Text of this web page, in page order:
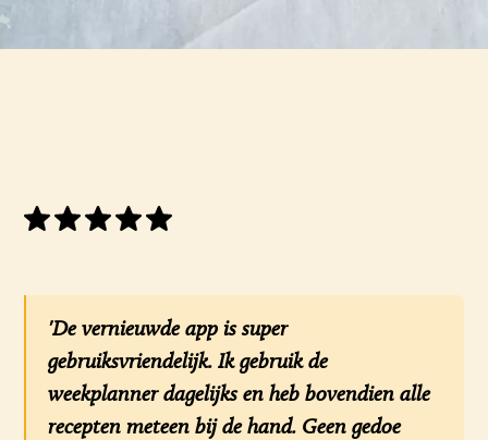
'De vernieuwde app is super
gebruiksvriendelijk. Ik gebruik de
weekplanner dagelijks en heb bovendien alle
recepten meteen bij de hand. Geen gedoe